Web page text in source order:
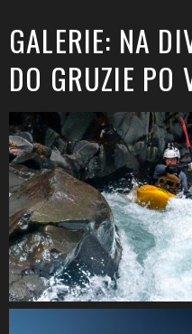
GALERIE: NA
DO GRUZIE PO